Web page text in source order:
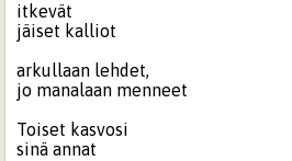
itkevät
jäiset kalliot
arkullaan lehdet,
jo manalaan menneet
Toiset kasvosi
sinä annat